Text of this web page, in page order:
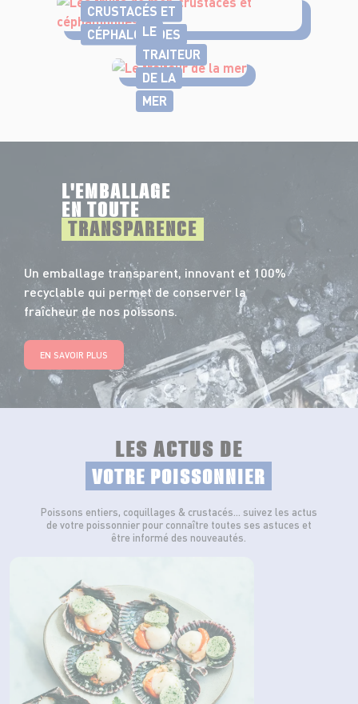
CRUSTACÉS ET
CÉPHALOPODES
LE
TRAITEUR
DE LA
MER
L'EMBALLAGE
EN TOUTE
TRANSPARENCE
Un emballage transparent, innovant et 100%
recyclable qui permet de conserver la
fraîcheur de nos poissons.
EN SAVOIR PLUS
LES ACTUS DE
VOTRE POISSONNIER
Poissons entiers, coquillages & crustacés… suivez les actus
de votre poissonnier pour connaître toutes ses astuces et
être informé des nouveautés.